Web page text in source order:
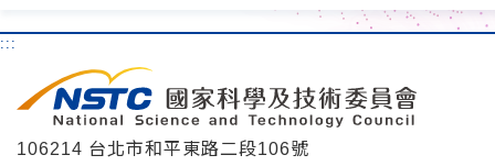
:::
106214 台北市和平東路二段106號